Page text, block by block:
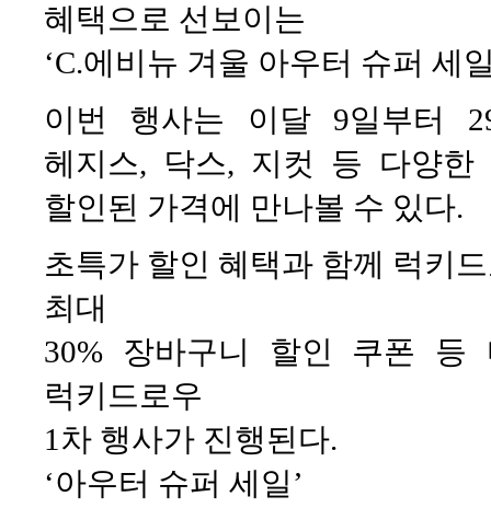
혜택으로 선보이는
‘C.에비뉴 겨울 아우터 슈퍼 세
이번 행사는 이달 9일부터
헤지스, 닥스, 지컷 등 다양
할인된 가격에 만나볼 수 있다.
초특가 할인 혜택과 함께 럭키
최대
30% 장바구니 할인 쿠폰 등
럭키드로우
1차 행사가 진행된다.
‘아우터 슈퍼 세일’